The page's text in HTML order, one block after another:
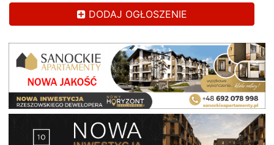
DODAJ OGŁOSZENIE